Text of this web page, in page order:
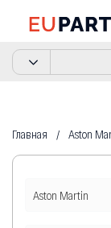
Главная Aston
Aston Martin